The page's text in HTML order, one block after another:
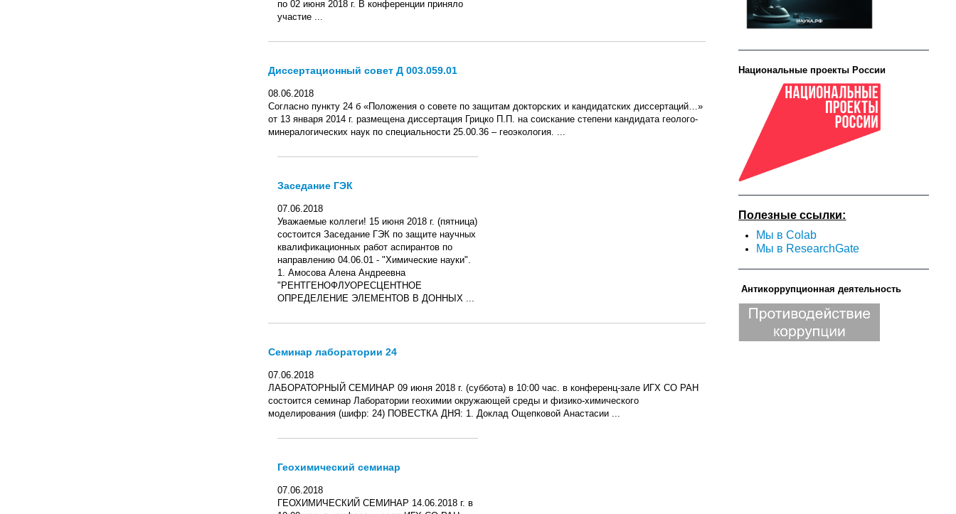
по 02 июня 2018 г. В конференции приняло
участие ...
Диссертационный совет Д 003.059.01
08.06.2018
Согласно пункту 24 б «Положения о совете по защитам докторских и кандидатских диссертаций…»
от 13 января 2014 г. размещена диссертация Грицко П.П. на соискание степени кандидата геолого-
минералогических наук по специальности 25.00.36 – геоэкология. ...
Заседание ГЭК
07.06.2018
Уважаемые коллеги! 15 июня 2018 г. (пятница)
состоится Заседание ГЭК по защите научных
квалификационных работ аспирантов по
направлению 04.06.01 - "Химические науки".
1. Амосова Алена Андреевна
"РЕНТГЕНОФЛУОРЕСЦЕНТНОЕ
ОПРЕДЕЛЕНИЕ ЭЛЕМЕНТОВ В ДОННЫХ ...
Семинар лаборатории 24
07.06.2018
ЛАБОРАТОРНЫЙ СЕМИНАР 09 июня 2018 г. (суббота) в 10:00 час. в конференц-зале ИГХ СО РАН
состоится семинар Лаборатории геохимии окружающей среды и физико-химического
моделирования (шифр: 24) ПОВЕСТКА ДНЯ: 1. Доклад Ощепковой Анастасии ...
Геохимический семинар
07.06.2018
ГЕОХИМИЧЕСКИЙ СЕМИНАР 14.06.2018 г. в
Национальные проекты России
Полезные ссылки:
Мы в Colab
Мы в ResearchGate
Антикоррупционная деятельность